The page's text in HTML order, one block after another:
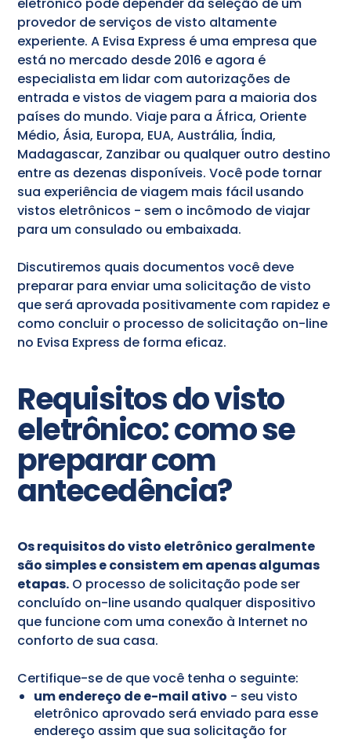
provedor de serviços de visto altamente
experiente. A Evisa Express é uma empresa que
está no mercado desde 2016 e agora é
especialista em lidar com autorizações de
entrada e vistos de viagem para a maioria dos
países do mundo. Viaje para a África, Oriente
Médio, Ásia, Europa, EUA, Austrália, Índia,
Madagascar, Zanzibar ou qualquer outro destino
entre as dezenas disponíveis. Você pode tornar
sua experiência de viagem mais fácil usando
vistos eletrônicos - sem o incômodo de viajar
para um consulado ou embaixada.
Discutiremos quais documentos você deve
preparar para enviar uma solicitação de visto
que será aprovada positivamente com rapidez e
como concluir o processo de solicitação on-line
no Evisa Express de forma eficaz.
Requisitos do visto
eletrônico: como se
preparar com
antecedência?
Os requisitos do visto eletrônico geralmente
são simples e consistem em apenas algumas
etapas. O processo de solicitação pode ser
concluído on-line usando qualquer dispositivo
que funcione com uma conexão à Internet no
conforto de sua casa.
Certifique-se de que você tenha o seguinte:
um endereço de e-mail ativo - seu visto
eletrônico aprovado será enviado para esse
endereço assim que sua solicitação for